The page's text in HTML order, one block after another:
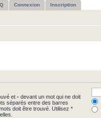
Connexion Inscription
et - devant un mot qui ne doit
séparés entre des barres
doit être trouvé. Utilisez *